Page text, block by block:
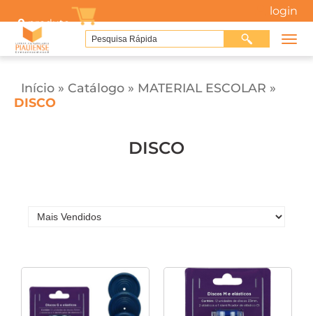
0produto
login
Início » Catálogo » MATERIAL ESCOLAR »
DISCO
DISCO